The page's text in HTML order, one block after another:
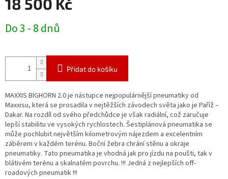
18 500 Kč
cena:
Do 3 - 8 dnů
Přidat do košíku
MAXXIS BIGHORN 2.0 je nástupce nejpopulárnější pneumatiky od
Maxxisu, která se prosadila v nejtěžších závodech světa jako je Paříž –
Dakar. Na rozdíl od svého předchůdce je však radiální, což zaručuje
lepší stabilitu ve vysokých rychlostech. Šestiplánová pneumatika se
může pochlubit největším kilometrovým nájezdem a excelentním
záběrem v každém terénu. Boční žebra chrání stěnu a okraje
pneumatiky. Tato pneumatika je vhodná jak pro jízdu na poušti, tak v
blátivém terénu a skalnatém povrchu. !!! Jedná z nejlepších off-
roadových pneumatik !!!